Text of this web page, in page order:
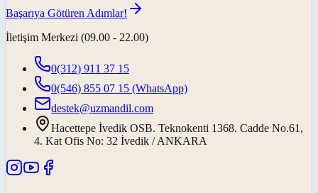
Başarıya Götüren Adımlar!
İletişim Merkezi (09.00 - 22.00)
0(312) 911 37 15
0(546) 855 07 15 (WhatsApp)
destek@uzmandil.com
Hacettepe İvedik OSB. Teknokenti 1368. Cadde No.61,
4. Kat Ofis No: 32 İvedik / ANKARA